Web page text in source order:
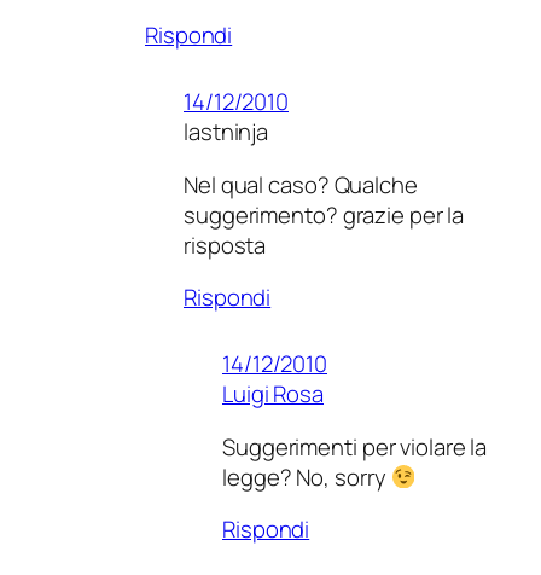
Rispondi
14/12/2010
lastninja
Nel qual caso? Qualche
suggerimento? grazie per la
risposta
Rispondi
14/12/2010
Luigi Rosa
Suggerimenti per violare la
legge? No, sorry
Rispondi